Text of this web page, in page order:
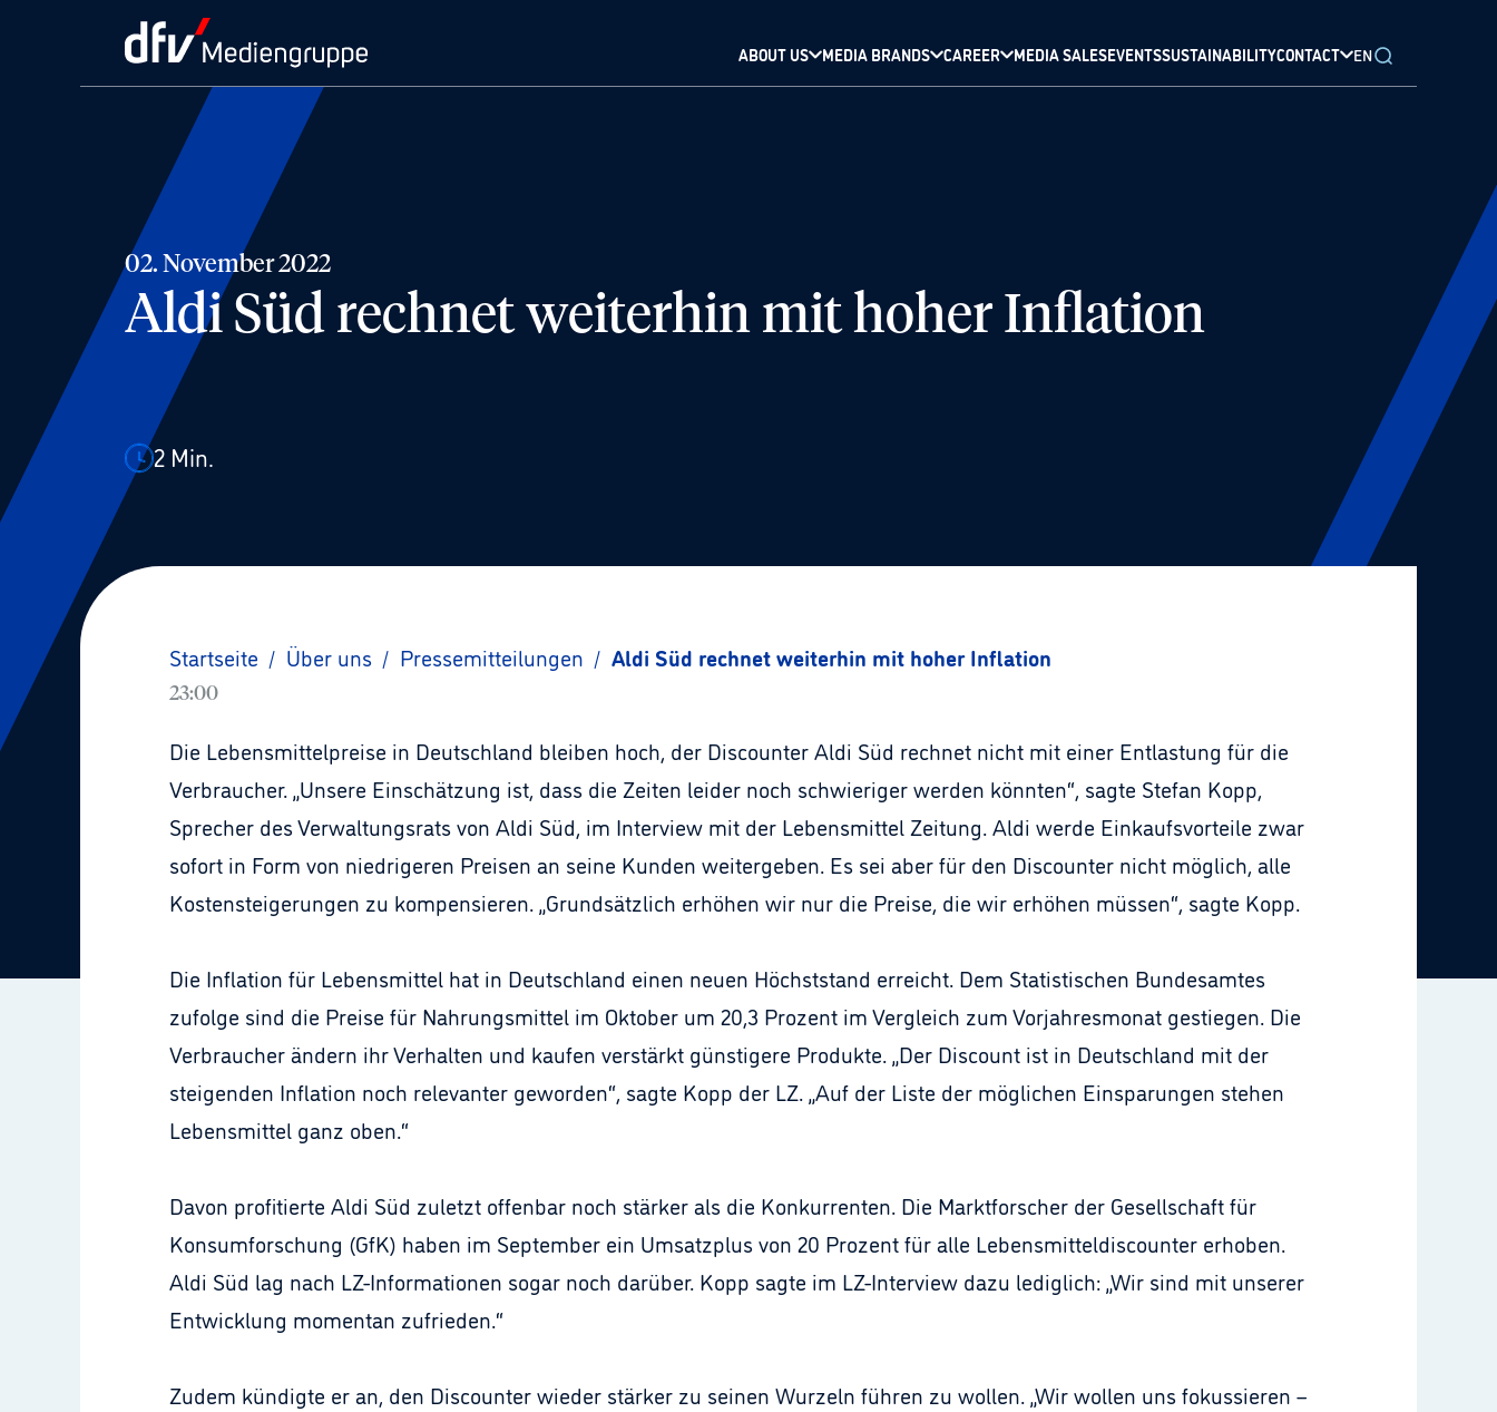
ABOUT US MEDIA BRANDS CAREER MEDIA SALESEVENTSSUSTAINABILITYCONTACT EN
02. November 2022
Aldi Süd rechnet weiterhin mit hoher Inflation
2 Min.
Startseite / Über uns / Pressemitteilungen / Aldi Süd rechnet weiterhin mit hoher Inflation
23:00
Die Lebensmittelpreise in Deutschland bleiben hoch, der Discounter Aldi Süd rechnet nicht mit einer Entlastung für die
Verbraucher. „Unsere Einschätzung ist, dass die Zeiten leider noch schwieriger werden könnten“, sagte Stefan Kopp,
Sprecher des Verwaltungsrats von Aldi Süd, im Interview mit der Lebensmittel Zeitung. Aldi werde Einkaufsvorteile zwar
sofort in Form von niedrigeren Preisen an seine Kunden weitergeben. Es sei aber für den Discounter nicht möglich, alle
Kostensteigerungen zu kompensieren. „Grundsätzlich erhöhen wir nur die Preise, die wir erhöhen müssen“, sagte Kopp.
Die Inflation für Lebensmittel hat in Deutschland einen neuen Höchststand erreicht. Dem Statistischen Bundesamtes
zufolge sind die Preise für Nahrungsmittel im Oktober um 20,3 Prozent im Vergleich zum Vorjahresmonat gestiegen. Die
Verbraucher ändern ihr Verhalten und kaufen verstärkt günstigere Produkte. „Der Discount ist in Deutschland mit der
steigenden Inflation noch relevanter geworden“, sagte Kopp der LZ. „Auf der Liste der möglichen Einsparungen stehen
Lebensmittel ganz oben.“
Davon profitierte Aldi Süd zuletzt offenbar noch stärker als die Konkurrenten. Die Marktforscher der Gesellschaft für
Konsumforschung (GfK) haben im September ein Umsatzplus von 20 Prozent für alle Lebensmitteldiscounter erhoben.
Aldi Süd lag nach LZ-Informationen sogar noch darüber. Kopp sagte im LZ-Interview dazu lediglich: „Wir sind mit unserer
Entwicklung momentan zufrieden.“
Zudem kündigte er an, den Discounter wieder stärker zu seinen Wurzeln führen zu wollen. „Wir wollen uns fokussieren –